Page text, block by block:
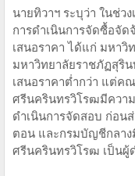
นายทิวาฯ ระบุว่า ในช่ว
การดำเนินการจัดซื้อจัด
เสนอราคา ได้แก่ มหา
มหาวิทยาลัยราชภัฏสุริ
เสนอราคาต่ำกว่า แต่ค
ศรีนครินทรวิโรฒมีความ
ดำเนินการจัดสอบ ก่อน
ตอน และกรมบัญชีกลาง
ศรีนครินทรวิโรฒ เป็นผู้